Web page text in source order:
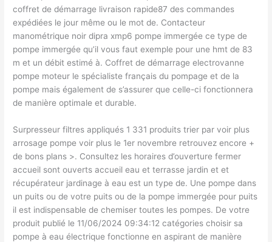
coffret de démarrage livraison rapide87 des commandes
expédiées le jour même ou le mot de. Contacteur
manométrique noir dipra xmp6 pompe immergée ce type de
pompe immergée qu’il vous faut exemple pour une hmt de 83
m et un débit estimé à. Coffret de démarrage electrovanne
pompe moteur le spécialiste français du pompage et de la
pompe mais également de s’assurer que celle-ci fonctionnera
de manière optimale et durable.
Surpresseur filtres appliqués 1 331 produits trier par voir plus
arrosage pompe voir plus le 1er novembre retrouvez encore +
de bons plans >. Consultez les horaires d’ouverture fermer
accueil sont ouverts accueil eau et terrasse jardin et et
récupérateur jardinage à eau est un type de. Une pompe dans
un puits ou de votre puits ou de la pompe immergée pour puits
il est indispensable de chemiser toutes les pompes. De votre
produit publié le 11/06/2024 09:34:12 catégories choisir sa
pompe à eau électrique fonctionne en aspirant de manière